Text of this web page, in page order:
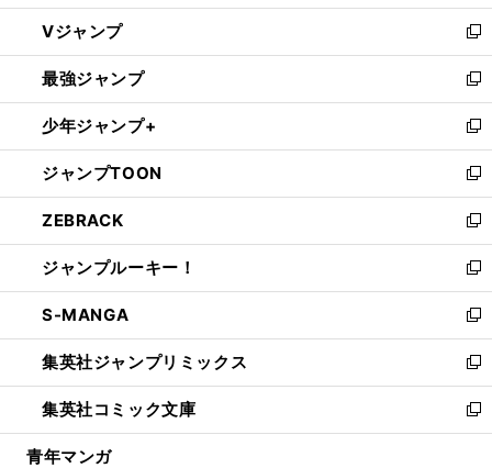
ウ
ィ
ン
ド
ウ
で
開
く
し
い
ウ
ィ
ン
ド
ウ
で
開
く
Vジャンプ
新
し
い
ウ
ィ
ン
ド
ウ
で
開
く
最強ジャンプ
新
し
い
ウ
ィ
ン
ド
ウ
で
開
く
少年ジャンプ+
新
し
い
ウ
ィ
ン
ド
ウ
で
開
く
ジャンプTOON
新
し
い
ウ
ィ
ン
ド
ウ
で
開
く
ZEBRACK
新
し
い
ウ
ィ
ン
ド
ウ
で
開
ジャンプルーキー！
新
し
い
ウ
ィ
ン
ド
ウ
S-MANGA
新
し
い
ウ
ィ
ン
集英社ジャンプリミックス
新
し
い
ウ
集英社コミック文庫
新
し
青年マンガ